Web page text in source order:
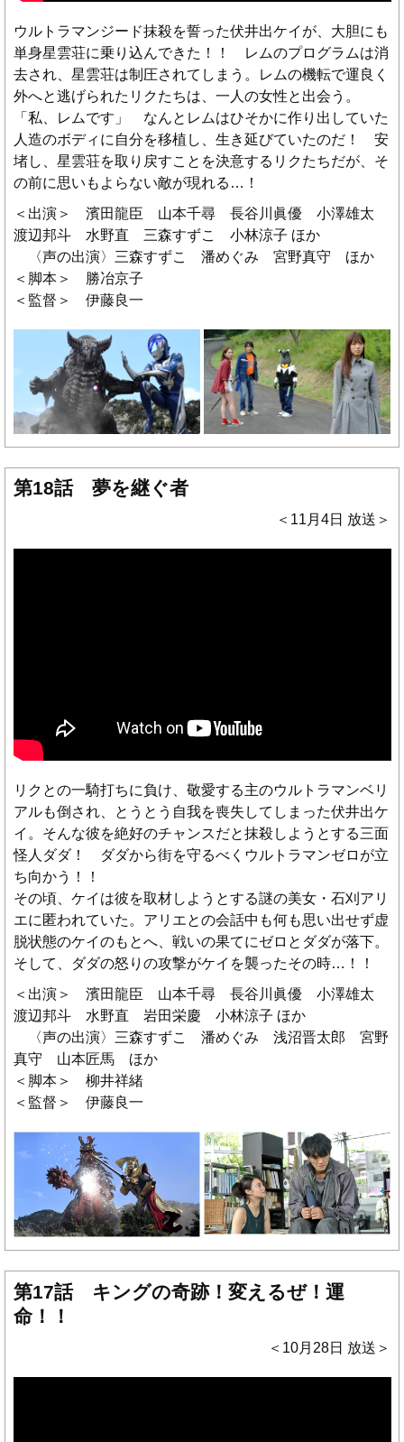
ウルトラマンジード抹殺を誓った伏井出ケイが、大胆にも
単身星雲荘に乗り込んできた！！ レムのプログラムは消
去され、星雲荘は制圧されてしまう。レムの機転で運良く
外へと逃げられたリクたちは、一人の女性と出会う。
「私、レムです」 なんとレムはひそかに作り出していた
人造のボディに自分を移植し、生き延びていたのだ！ 安
堵し、星雲荘を取り戻すことを決意するリクたちだが、そ
の前に思いもよらない敵が現れる…！
＜出演＞ 濱田龍臣 山本千尋 長谷川眞優 小澤雄太
渡辺邦斗 水野直 三森すずこ 小林涼子 ほか
〈声の出演〉三森すずこ 潘めぐみ 宮野真守 ほか
＜脚本＞ 勝冶京子
＜監督＞ 伊藤良一
第18話 夢を継ぐ者
＜11月4日 放送＞
リクとの一騎打ちに負け、敬愛する主のウルトラマンベリ
アルも倒され、とうとう自我を喪失してしまった伏井出ケ
イ。そんな彼を絶好のチャンスだと抹殺しようとする三面
怪人ダダ！ ダダから街を守るべくウルトラマンゼロが立
ち向かう！！
その頃、ケイは彼を取材しようとする謎の美女・石刈アリ
エに匿われていた。アリエとの会話中も何も思い出せず虚
脱状態のケイのもとへ、戦いの果てにゼロとダダが落下。
そして、ダダの怒りの攻撃がケイを襲ったその時…！！
＜出演＞ 濱田龍臣 山本千尋 長谷川眞優 小澤雄太
渡辺邦斗 水野直 岩田栄慶 小林涼子 ほか
〈声の出演〉三森すずこ 潘めぐみ 浅沼晋太郎 宮野
真守 山本匠馬 ほか
＜脚本＞ 柳井祥緒
＜監督＞ 伊藤良一
第17話 キングの奇跡！変えるぜ！運
命！！
＜10月28日 放送＞